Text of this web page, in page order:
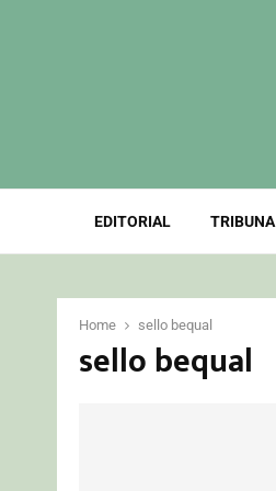
EDITORIAL TRIBUNA
Home sello bequal
sello bequal